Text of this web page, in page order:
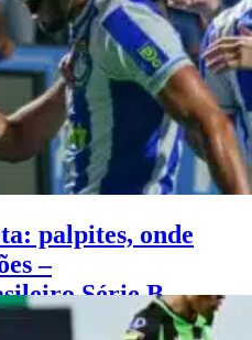
palpites, onde
–
Série B